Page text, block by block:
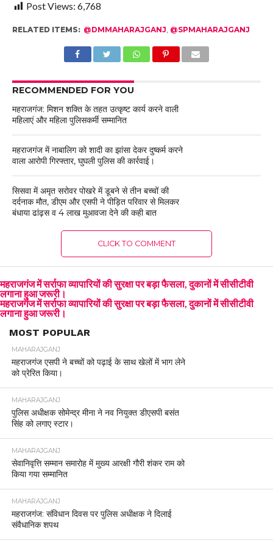
Post Views: 6,768
RELATED ITEMS: @DMMAHARAJGANJ @SPMAHARAJGANJ
RECOMMENDED FOR YOU
महराजगंज: मिशन शक्ति के तहत उत्कृष्ट कार्य करने वाली
महिलाएं और महिला पुलिसकर्मी सम्मानित
महराजगंज में नाबालिग को शादी का झांसा देकर दुष्कर्म करने
वाला आरोपी गिरफ्तार, घुघली पुलिस की कार्रवाई।
सिसवा में अमृत सरोवर पोखरे में डूबने से तीन बच्चों की
दर्दनाक मौत, डीएम और एसपी ने पीड़ित परिवार से मिलकर
बंधाया ढांढ़स व 4 लाख मुआवजा देने की कही बात
CLICK TO COMMENT
महराजगंज में सर्राफा व्यापारियों की सुरक्षा पर बड़ा फैसला, दुकानों में सीसीटीवी
लगाना हुआ जरूरी।
महराजगंज में सर्राफा व्यापारियों की सुरक्षा पर बड़ा फैसला, दुकानों में सीसीटीवी
लगाना हुआ जरूरी।
MOST POPULAR
MAHARAJGANJ
महराजगंज एसपी ने बच्चों को पढ़ाई के साथ खेलों में भाग लेने
को प्रेरित किया।
MAHARAJGANJ
पुलिस अधीक्षक सोमेन्द्र मीना ने नव नियुक्त डीएसपी बसंत
सिंह को लगाए स्टार।
MAHARAJGANJ
सेवानिवृत्ति सम्मान समारोह में मुख्य आरक्षी गौरी शंकर राम को
किया गया सम्मानित
MAHARAJGANJ
महराजगंज: संविधान दिवस पर पुलिस अधीक्षक ने दिलाई
संवैधानिक शपथ